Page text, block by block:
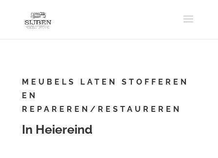
MEUBELS LATEN STOFFEREN
EN
REPAREREN/RESTAUREREN
In Heiereind